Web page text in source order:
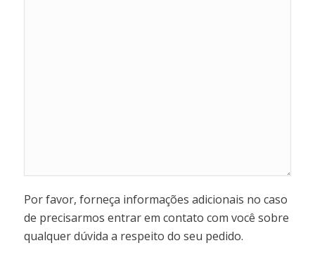
Por favor, forneça informações adicionais no caso
de precisarmos entrar em contato com você sobre
qualquer dúvida a respeito do seu pedido.